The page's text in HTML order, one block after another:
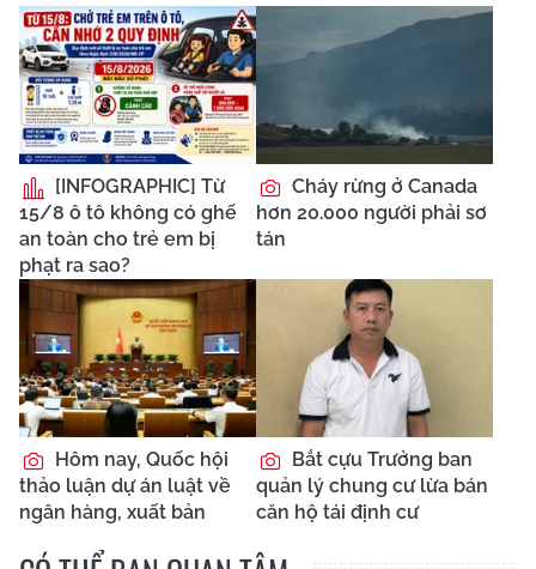
[INFOGRAPHIC] Từ
15/8 ô tô không có ghế
an toàn cho trẻ em bị
phạt ra sao?
Cháy rừng ở Canada
hơn 20.000 người phải sơ
tán
Hôm nay, Quốc hội
thảo luận dự án luật về
ngân hàng, xuất bản
Bắt cựu Trưởng ban
quản lý chung cư lừa bán
căn hộ tái định cư